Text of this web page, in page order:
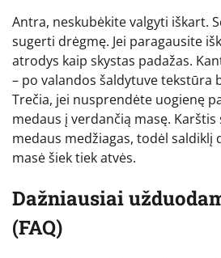
Antra, neskubėkite valgyti iškart.
sugerti drėgmę. Jei paragausite
atrodys kaip skystas padažas.
– po valandos šaldytuve tekstūra
Trečia, jei nusprendėte uogienę
medaus į verdančią masę.
medaus medžiagas, todėl saldiklį
masė šiek tiek atvės.
Dažniausiai
(FAQ)